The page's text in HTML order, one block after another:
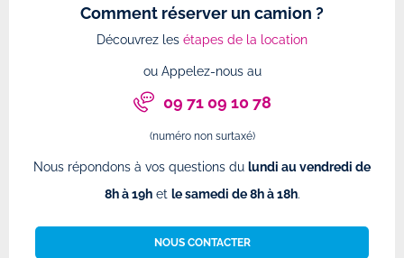
Comment réserver un camion ?
Découvrez les étapes de la location
ou Appelez-nous au
09 71 09 10 78
(numéro non surtaxé)
Nous répondons à vos questions du lundi au vendredi de
8h à 19het le samedi de 8h à 18h.
NOUS CONTACTER